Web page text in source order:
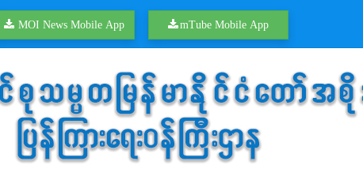
MOI News Mobile App mTube Mobile App